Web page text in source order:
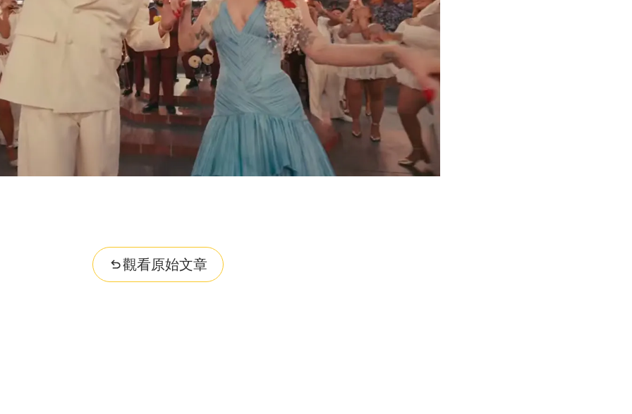
觀看原始文章